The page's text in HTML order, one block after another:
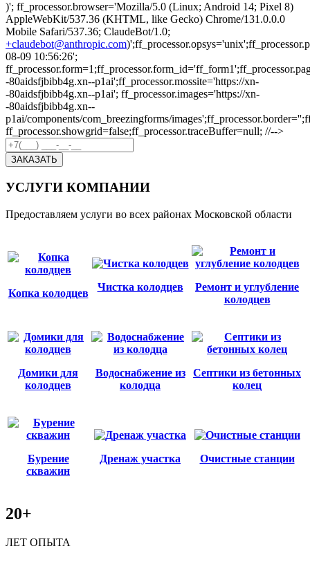
)'; ff_processor.browser='Mozilla/5.0 (Linux; Android 14; Pixel 8)
AppleWebKit/537.36 (KHTML, like Gecko) Chrome/131.0.0.0
Mobile Safari/537.36; ClaudeBot/1.0;
+claudebot@anthropic.com
08-09 10:56:26';
-80aidsfjbibb4g.xn--p1ai';ff_processor.mossite='https://xn-
-80aidsfjbibb4g.xn--p1ai'; ff_processor.images='https://xn-
-80aidsfjbibb4g.xn--
p1ai/components/com_breezingforms/
ff_processor.showgrid=false;ff_processor.traceBuffer=null; //-->
ЗАКАЗАТЬ
УСЛУГИ КОМПАНИИ
Предоставляем услуги во всех районах Московской области
Копка колодцев
Чистка колодцев
Ремонт и углубление
колодцев
Домики для
колодцев
Водоснабжение из
колодца
Септики из бетонных
колец
Бурение
скважин
Дренаж участка Очистные станции
20+
ЛЕТ ОПЫТА